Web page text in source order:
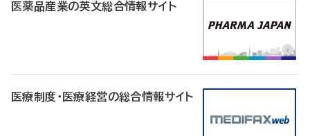
医薬品産業の英文総合情報サイト
医療制度・医療経営の総合情報サイト